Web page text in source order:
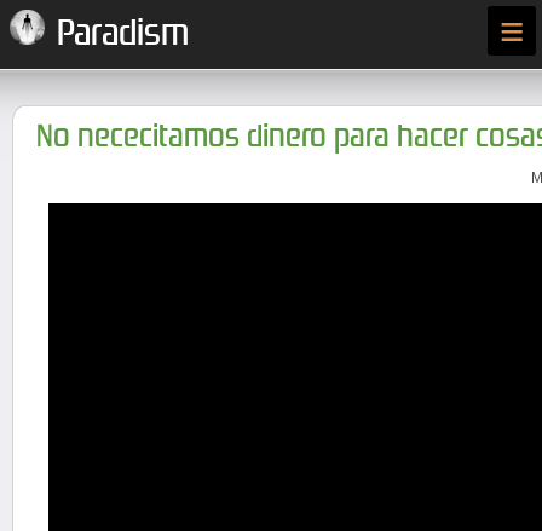
Paradism ≡
No nececitamos dinero para hacer